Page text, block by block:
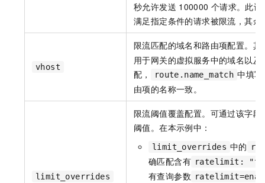
秒允许发送 100000 个请求。此
满足指定条件的请求被限流，其
vhost
限流匹配的域名和路由项配置。其
用于网关的虚拟服务中的域名以及
配，
route.name_match 中填
由项的名称一致。
limit_overrides
限流阈值覆盖配置。可通过该字
阈值。在本示例中：
limit_overrides 中的
确匹配含有 ratelimit:
有查询参数